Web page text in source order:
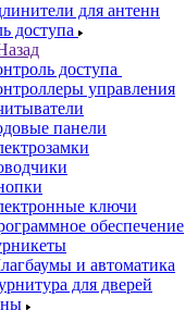
для антенн
доступа
доступа
управления
панели
ключи
обеспечение
и автоматика
для дверей